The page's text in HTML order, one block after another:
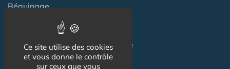
Béguinage
Habitat Intelligent - Smart Home
Habitat coopératif
Ce site utilise des cookies
et vous donne le contrôle
sur ceux que vous